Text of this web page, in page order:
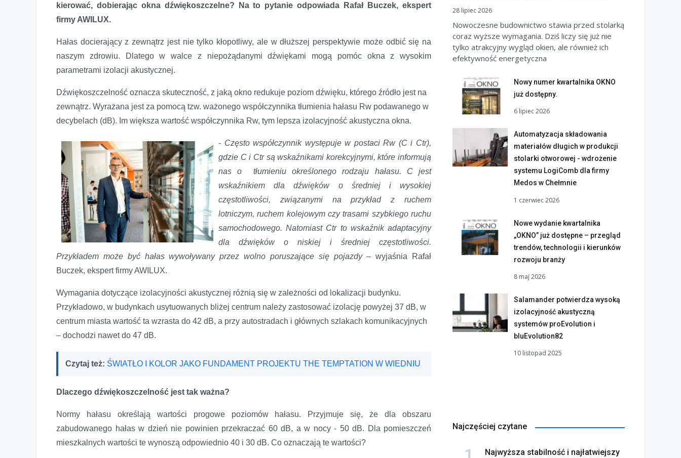
kierować, dobierając okna dźwiękoszczelne? Na to pytanie odpowiada Rafał Buczek, ekspert
firmy AWILUX.
Hałas docierający z zewnątrz jest nie tylko kłopotliwy, ale w dłuższej perspektywie może odbić się na
naszym zdrowiu. Dlatego w walce z niepożądanymi dźwiękami mogą pomóc okna z wysokim
parametrami izolacji akustycznej.
Dźwiękoszczelność oznacza skuteczność, z jaką okno redukuje poziom dźwięku, którego źródło jest na
zewnątrz. Wyrażana jest za pomocą tzw. ważonego współczynnika tłumienia hałasu Rw podawanego w
decybelach (dB). Im większa wartość współczynnika Rw, tym lepsza izolacyjność akustyczna okna.
- Często współczynnik występuje w postaci Rw (C i Ctr),
gdzie C i Ctr są wskaźnikami korekcyjnymi, które informują
nas o tłumieniu określonego rodzaju hałasu. C jest
wskaźnikiem dla dźwięków o średniej i wysokiej
częstotliwości, związanymi na przykład z ruchem
lotniczym, ruchem kolejowym czy trasami szybkiego ruchu
samochodowego. Natomiast Ctr to wskaźnik adaptacyjny
dla dźwięków o niskiej i średniej częstotliwości.
Przykładem może być hałas wywoływany przez wolno poruszające się pojazdy –wyjaśnia Rafał
Buczek, ekspert firmy AWILUX.
Wymagania dotyczące izolacyjności akustycznej różnią się w zależności od lokalizacji budynku.
Przykładowo, w budynkach usytuowanych bliżej centrum należy zastosować izolację powyżej 37 dB, w
centrum miasta wartość ta wzrasta do 42 dB, a przy autostradach i głównych szlakach komunikacyjnych
– dochodzi nawet do 47 dB.
Czytaj też: ŚWIATŁO I KOLOR JAKO FUNDAMENT PROJEKTU THE TEMPTATION W WIEDNIU
Dlaczego dźwiękoszczelność jest tak ważna?
Normy hałasu określają wartości progowe poziomów hałasu. Przyjmuje się, że dla obszaru
zabudowanego hałas w dzień nie powinien przekraczać 60 dB, a w nocy - 50 dB. Dla pomieszczeń
mieszkalnych wartości te wynoszą odpowiednio 40 i 30 dB. Co oznaczają te wartości?
28 lipiec 2026
Nowoczesne budownictwo stawia przed stolarką
coraz wyższe wymagania. Dziś liczy się już nie
tylko atrakcyjny wygląd okien, ale również ich
efektywność energetyczna
Nowy numer kwartalnika OKNO
już dostępny.
6 lipiec 2026
Automatyzacja składowania
materiałów długich w produkcji
stolarki otworowej - wdrożenie
systemu LogiComb dla firmy
Medos w Chełmnie
1 czerwiec 2026
Nowe wydanie kwartalnika
„OKNO” już dostępne – przegląd
trendów, technologii i kierunków
rozwoju branży
8 maj 2026
Salamander potwierdza wysoką
izolacyjność akustyczną
systemów proEvolution i
bluEvolution82
10 listopad 2025
Najczęściej czytane
Najwyższa stabilność i najłatwiejszy